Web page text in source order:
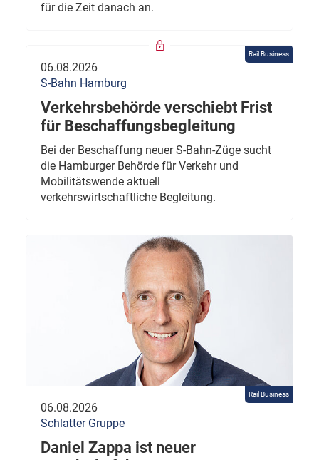
für die Zeit danach an.
Rail Business
06.08.2026
S-Bahn Hamburg
Verkehrsbehörde verschiebt Frist
für Beschaffungsbegleitung
Bei der Beschaffung neuer S-Bahn-Züge sucht
die Hamburger Behörde für Verkehr und
Mobilitätswende aktuell
verkehrswirtschaftliche Begleitung.
Rail Business
06.08.2026
Schlatter Gruppe
Daniel Zappa ist neuer